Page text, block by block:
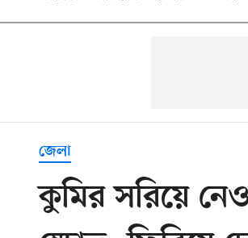
জেলা
কুমির সরিয়ে